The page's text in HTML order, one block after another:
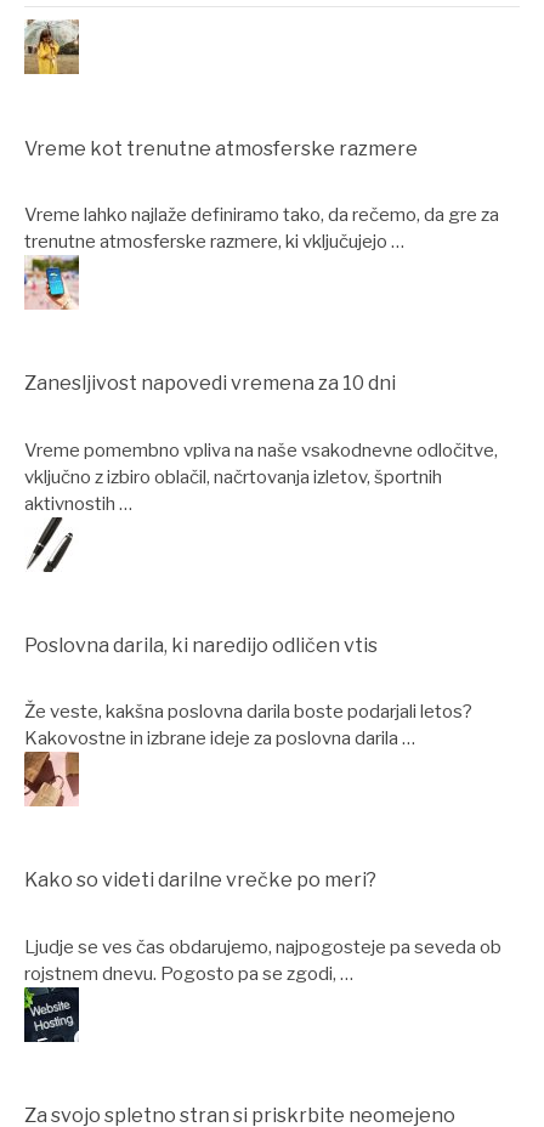
Vreme kot trenutne atmosferske razmere
Vreme lahko najlaže definiramo tako, da rečemo, da gre za
trenutne atmosferske razmere, ki vključujejo …
Zanesljivost napovedi vremena za 10 dni
Vreme pomembno vpliva na naše vsakodnevne odločitve,
vključno z izbiro oblačil, načrtovanja izletov, športnih
aktivnostih …
Poslovna darila, ki naredijo odličen vtis
Že veste, kakšna poslovna darila boste podarjali letos?
Kakovostne in izbrane ideje za poslovna darila …
Kako so videti darilne vrečke po meri?
Ljudje se ves čas obdarujemo, najpogosteje pa seveda ob
rojstnem dnevu. Pogosto pa se zgodi, …
Za svojo spletno stran si priskrbite neomejeno